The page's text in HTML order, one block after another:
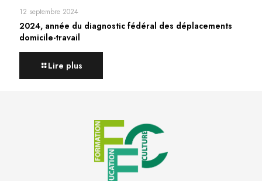
12 septembre 2024
2024, année du diagnostic fédéral des déplacements
domicile-travail
Lire plus